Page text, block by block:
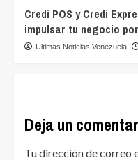
Credi POS y Credi
impulsar tu negocio
Ultimas Noticias Venezuela
Deja un
Tu dirección de correo